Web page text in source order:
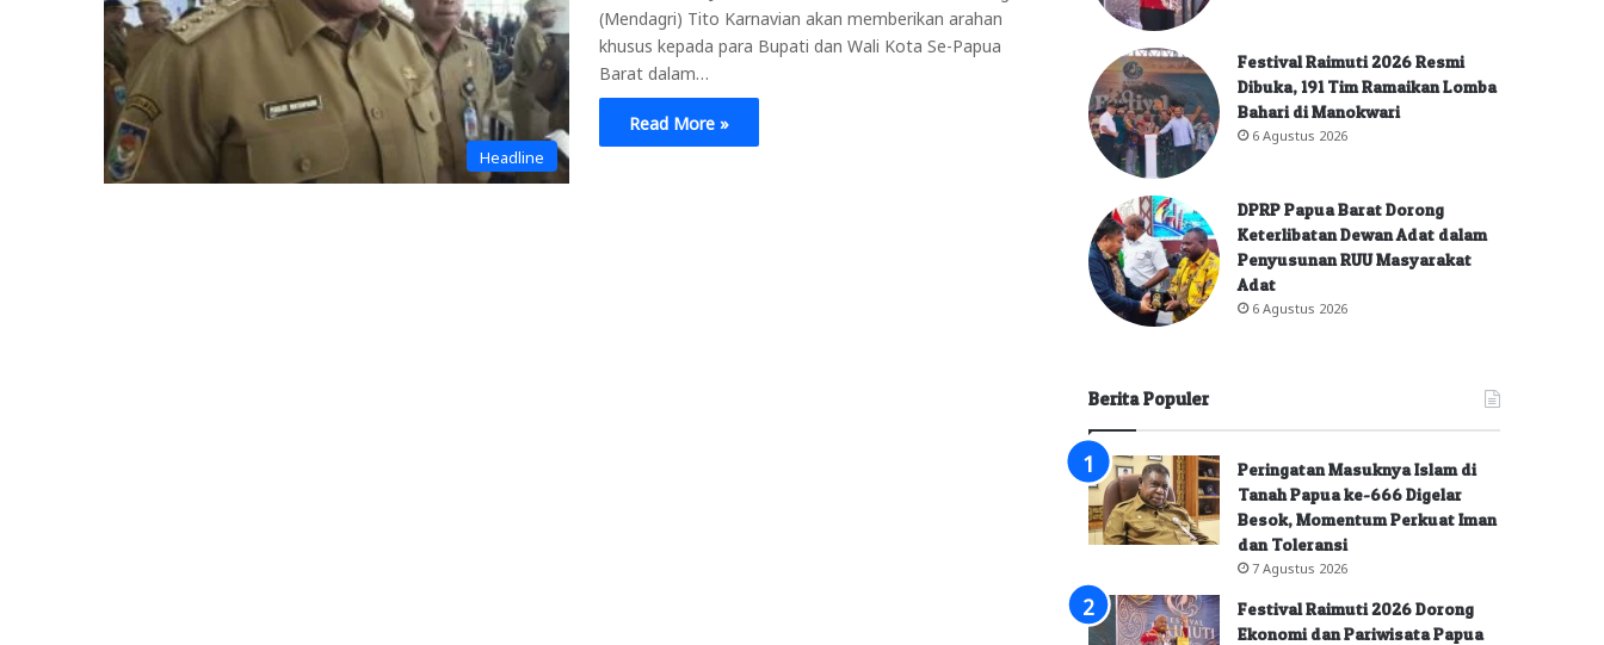
Headline
(Mendagri) Tito Karnavian akan memberikan arahan
khusus kepada para Bupati dan Wali Kota Se-Papua
Barat dalam…
Read More »
Festival Raimuti 2026 Resmi
Dibuka, 191 Tim Ramaikan Lomba
Bahari di Manokwari
6 Agustus 2026
DPRP Papua Barat Dorong
Keterlibatan Dewan Adat dalam
Penyusunan RUU Masyarakat
Adat
6 Agustus 2026
Berita Populer
Peringatan Masuknya Islam di
Tanah Papua ke-666 Digelar
Besok, Momentum Perkuat Iman
dan Toleransi
7 Agustus 2026
Festival Raimuti 2026 Dorong
Ekonomi dan Pariwisata Papua